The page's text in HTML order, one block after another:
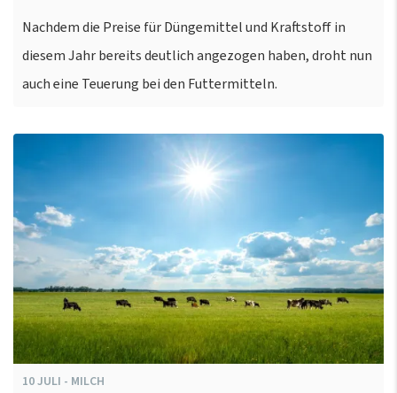
Nachdem die Preise für Düngemittel und Kraftstoff in
diesem Jahr bereits deutlich angezogen haben, droht nun
auch eine Teuerung bei den Futtermitteln.
10JULI - MILCH